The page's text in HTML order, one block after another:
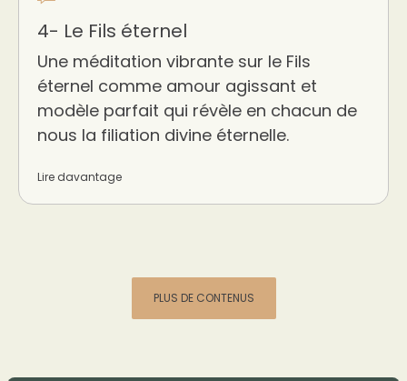
4- Le Fils éternel
Une méditation vibrante sur le Fils
éternel comme amour agissant et
modèle parfait qui révèle en chacun de
nous la filiation divine éternelle.
Lire davantage
PLUS DE CONTENUS